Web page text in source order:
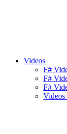
Videos
F#
F#
F#
Videos